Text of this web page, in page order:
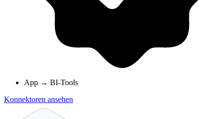
App → BI-Tools
Konnektoren ansehen